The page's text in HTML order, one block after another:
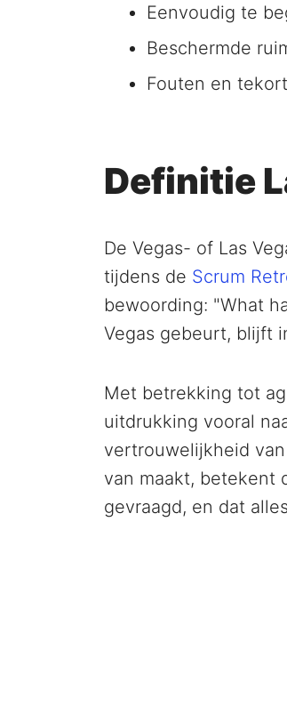
Eenvoudig te
Beschermde
Fouten en
Definitie
De Vegas- of Las
tijdens de Scrum
bewoording: "What
Vegas gebeurt, blijft
Met betrekking tot
uitdrukking vooral
vertrouwelijkheid
van maakt, betekent
gevraagd, en dat